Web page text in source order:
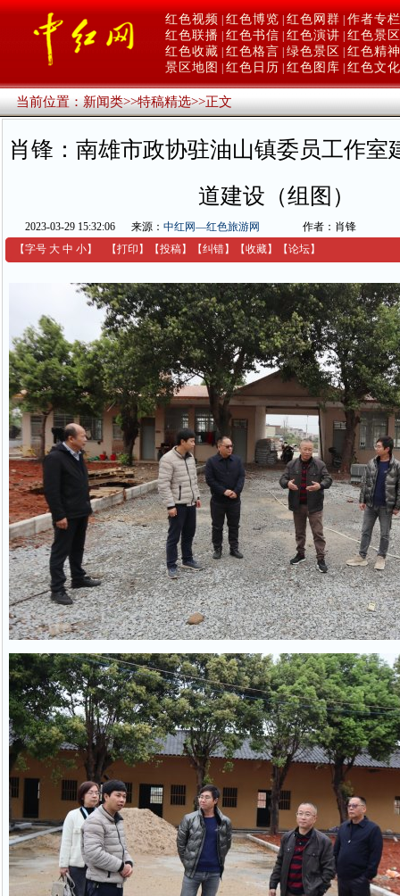
红色视频 红色博览 红色网群 作者专栏
红色联播 红色书信 红色演讲 红色景区
红色收藏 红色格言 绿色景区
红色精神
景区地图
红色日历 红色图库 红色文化
当前位置：新闻类>>特稿精选>>正文
肖锋：南雄市政协驻油山镇委员工作室
道建设（组图）
2023-03-29 15:32:06 来源： 中红网—红色旅游网
作者：肖锋
【字号 大 中 小】 【打印 】 【投稿】 【纠错】 【收藏】 【论坛】